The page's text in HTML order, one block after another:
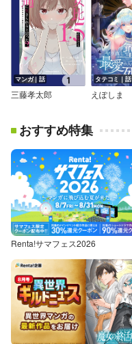
マンガ｜話
三藤孝太郎
タテコミ｜話
えぽしま
おすすめ特集
Renta!サマフェス2026